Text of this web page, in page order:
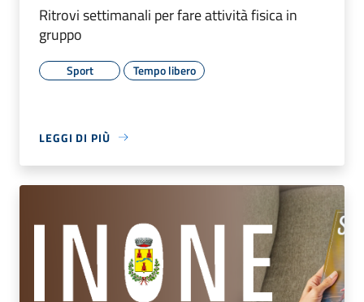
Ritrovi settimanali per fare attività fisica in
gruppo
Sport Tempo libero
LEGGI DI PIÙ